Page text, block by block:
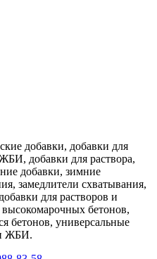
добавки, добавки для
добавки для раствора,
добавки, зимние
замедлители схватывания,
для растворов и
высокомарочных бетонов,
бетонов, универсальные
и ЖБИ.